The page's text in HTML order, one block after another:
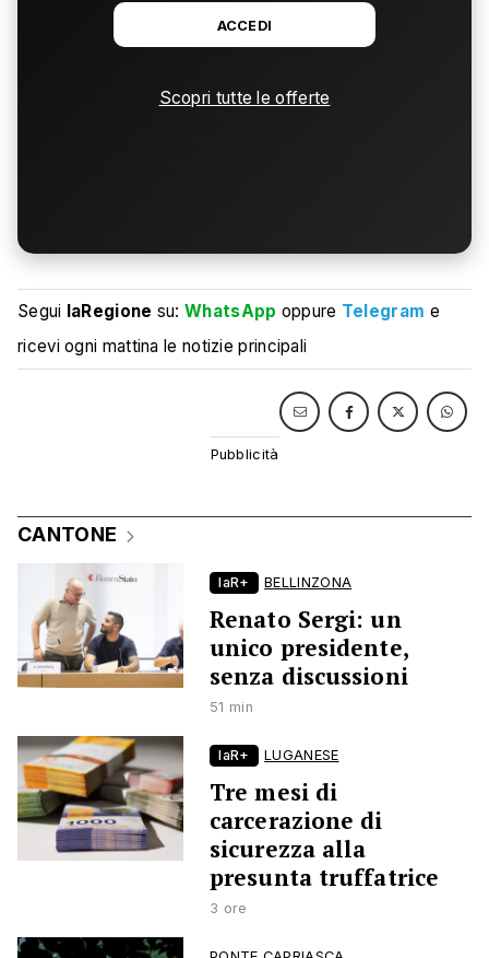
ACCEDI
Scopri tutte le offerte
Segui laRegione su:WhatsApp oppure Telegram e
ricevi ogni mattina le notizie principali
CANTONE
laR+ BELLINZONA
Renato Sergi: un
unico presidente,
senza discussioni
51 min
laR+ LUGANESE
Tre mesi di
carcerazione di
sicurezza alla
presunta truffatrice
3 ore